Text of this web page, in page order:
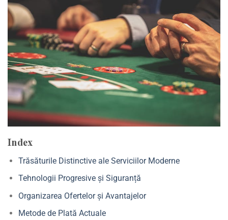
Index
Trăsăturile Distinctive ale Serviciilor Moderne
Tehnologii Progresive și Siguranță
Organizarea Ofertelor și Avantajelor
Metode de Plată Actuale